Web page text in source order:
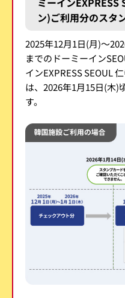
ン)ご利用分のスタ
2025年12月1日(月)～
までのドーミーイン
インEXPRESS SEOUL
は、2026年1月15日(木)
す。